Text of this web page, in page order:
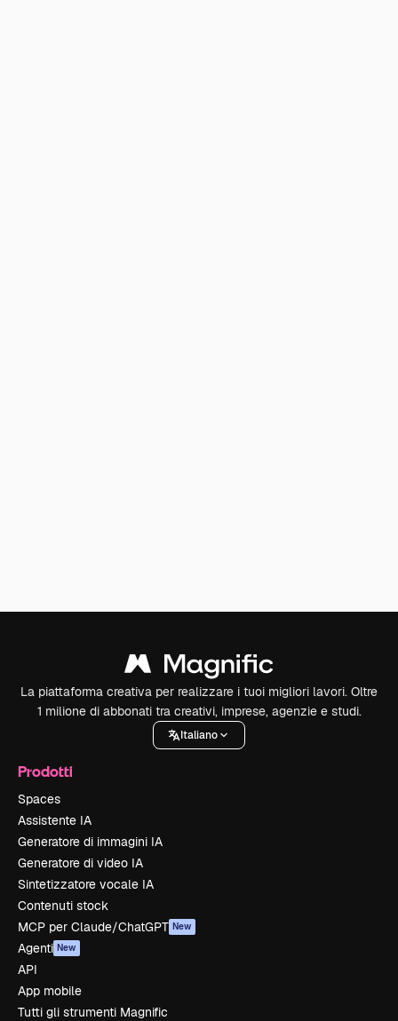
La piattaforma creativa per realizzare i tuoi migliori lavori. Oltre
1 milione di abbonati tra creativi, imprese, agenzie e studi.
Italiano
Prodotti
Spaces
Assistente IA
Generatore di immagini IA
Generatore di video IA
Sintetizzatore vocale IA
Contenuti stock
MCP per Claude/ChatGPT New
Agenti New
API
App mobile
Tutti gli strumenti Magnific